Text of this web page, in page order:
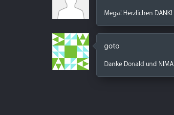
Mega! Herzlichen DANK!
goto
Danke Donald und NIMA